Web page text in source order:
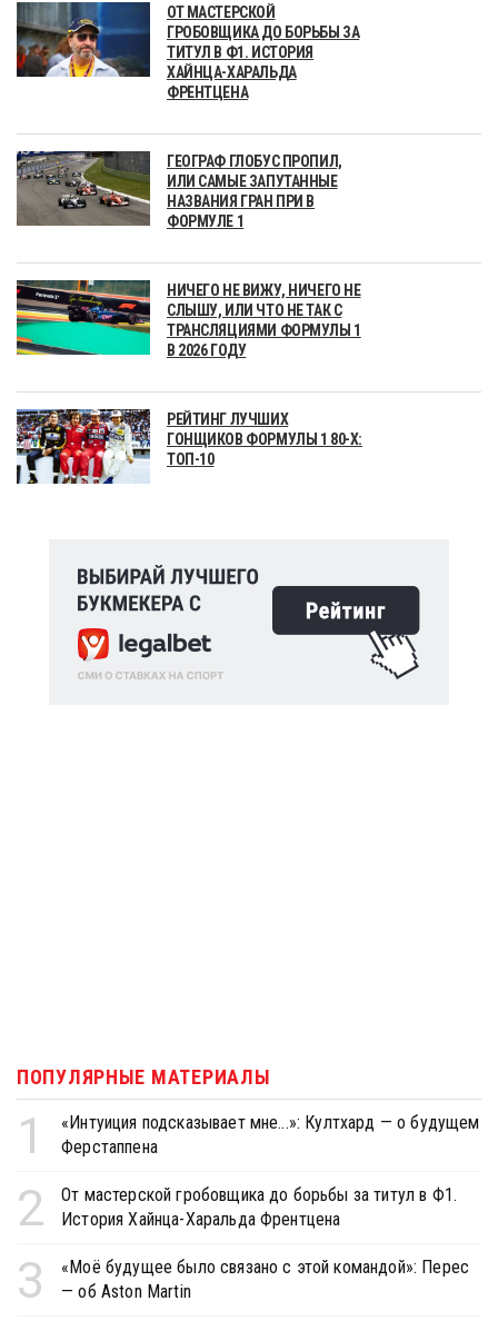
ОТ МАСТЕРСКОЙ
ГРОБОВЩИКА ДО БОРЬБЫ ЗА
ТИТУЛ В Ф1. ИСТОРИЯ
ХАЙНЦА-ХАРАЛЬДА
ФРЕНТЦЕНА
ГЕОГРАФ ГЛОБУС ПРОПИЛ,
ИЛИ САМЫЕ ЗАПУТАННЫЕ
НАЗВАНИЯ ГРАН ПРИ В
ФОРМУЛЕ 1
НИЧЕГО НЕ ВИЖУ, НИЧЕГО НЕ
СЛЫШУ, ИЛИ ЧТО НЕ ТАК С
ТРАНСЛЯЦИЯМИ ФОРМУЛЫ 1
В 2026 ГОДУ
РЕЙТИНГ ЛУЧШИХ
ГОНЩИКОВ ФОРМУЛЫ 1 80-Х:
ТОП-10
ПОПУЛЯРНЫЕ МАТЕРИАЛЫ
1
«Интуиция подсказывает мне...»: Култхард — о будущем
Ферстаппена
2
От мастерской гробовщика до борьбы за титул в Ф1.
История Хайнца-Харальда Френтцена
3
«Моё будущее было связано с этой командой»: Перес
— об Aston Martin